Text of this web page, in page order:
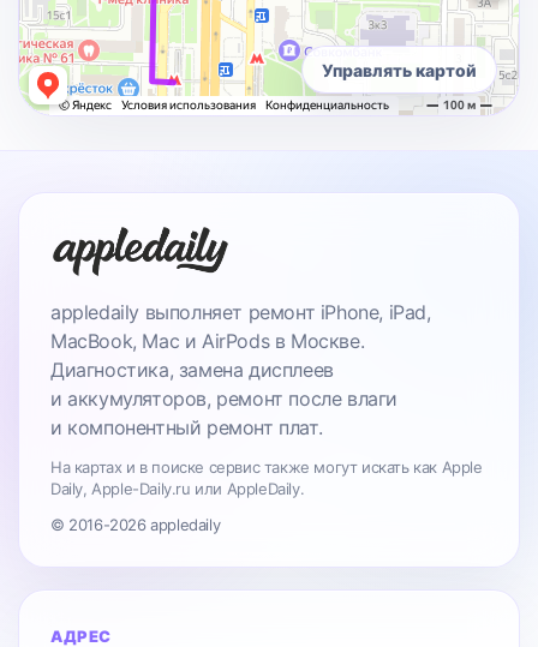
Управлять картой
appledaily выполняет ремонт iPhone, iPad,
MacBook, Mac и AirPods в Москве.
Диагностика, замена дисплеев
и аккумуляторов, ремонт после влаги
и компонентный ремонт плат.
На картах и в поиске сервис также могут искать как Apple
Daily, Apple-Daily.ru или AppleDaily.
© 2016-2026 appledaily
АДРЕС